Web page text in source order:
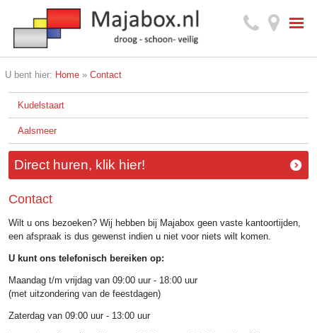
U bent hier: Home» Contact
Kudelstaart
Aalsmeer
Direct huren, klik hier!
Contact
Wilt u ons bezoeken? Wij hebben bij Majabox geen vaste kantoortijden,
een afspraak is dus gewenst indien u niet voor niets wilt komen.
U kunt ons telefonisch bereiken op:
Maandag t/m vrijdag van 09:00 uur - 18:00 uur
(met uitzondering van de feestdagen)
Zaterdag van 09:00 uur - 13:00 uur